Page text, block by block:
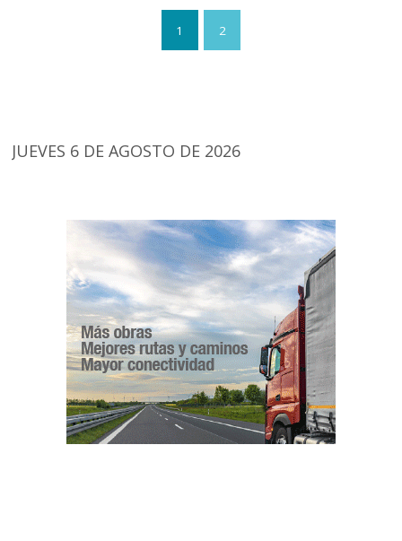
1 2
JUEVES 6 DE AGOSTO DE 2026